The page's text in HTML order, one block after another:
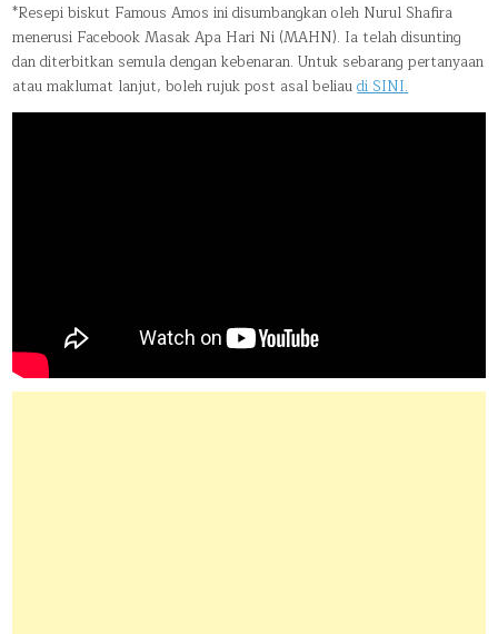
*Resepi biskut Famous Amos ini disumbangkan oleh Nurul Shafira
menerusi Facebook Masak Apa Hari Ni (MAHN). Ia telah disunting
dan diterbitkan semula dengan kebenaran. Untuk sebarang pertanyaan
atau maklumat lanjut, boleh rujuk post asal beliaudi SINI.